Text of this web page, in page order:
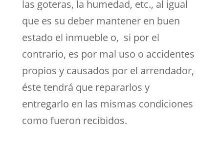
las goteras, la humedad, etc., al igual
que es su deber mantener en buen
estado el inmueble o, si por el
contrario, es por mal uso o accidentes
propios y causados por el arrendador,
éste tendrá que repararlos y
entregarlo en las mismas condiciones
como fueron recibidos.